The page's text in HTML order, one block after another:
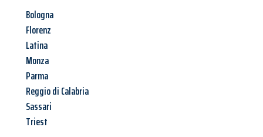
Bologna
Florenz
Latina
Monza
Parma
Reggio di Calabria
Sassari
Triest